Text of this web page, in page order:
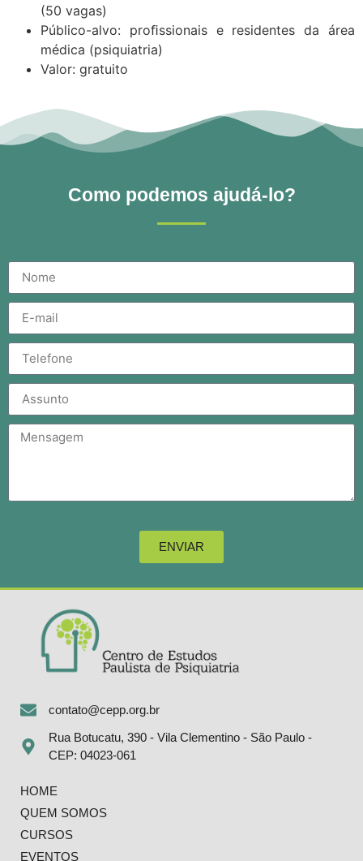
(50 vagas)
Público-alvo: proﬁssionais e residentes da área
médica (psiquiatria)
Valor: gratuito
Como podemos ajudá-lo?
ENVIAR
contato@cepp.org.br
Rua Botucatu, 390 - Vila Clementino - São Paulo -
CEP: 04023-061
HOME
QUEM SOMOS
CURSOS
EVENTOS